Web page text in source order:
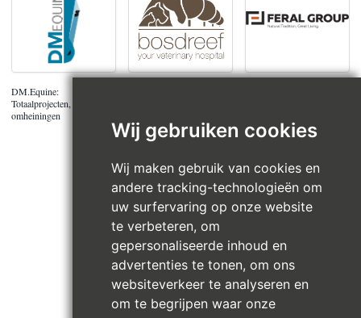
Wij gebruiken cookies
Wij maken gebruik van cookies en
andere tracking-technologieën om
uw surfervaring op onze website
te verbeteren, om
gepersonaliseerde inhoud en
advertenties te tonen, om ons
websiteverkeer te analyseren en
om te begrijpen waar onze
DM.Equine:
Totaalprojecten, pistes en
omheiningen